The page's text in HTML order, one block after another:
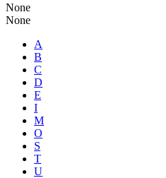
None
None
A
B
C
D
E
I
M
O
S
T
U